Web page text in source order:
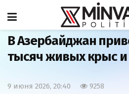
Главная Общество
В Азербайджан
тысяч живых крыс
9 июня 2026, 20:40 9258